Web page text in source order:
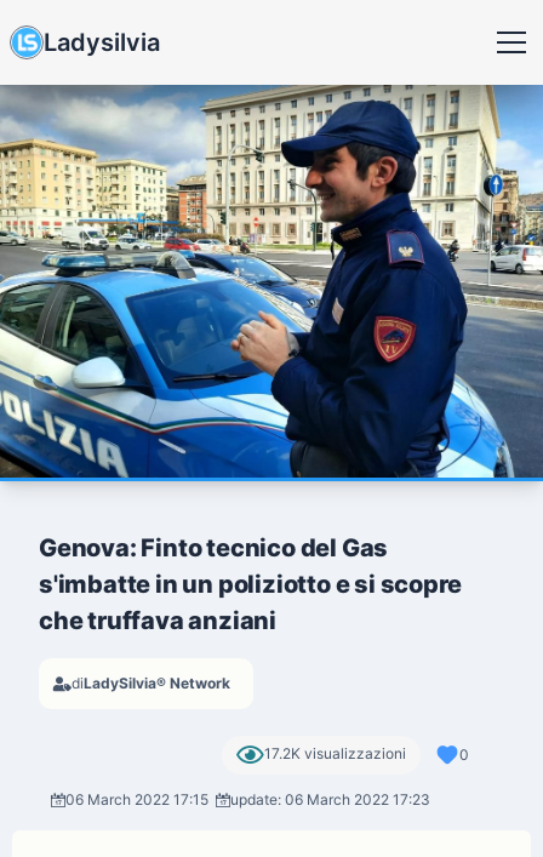
Ladysilvia
Genova: Finto tecnico del Gas
s'imbatte in un poliziotto e si scopre
che truffava anziani
diLadySilvia® Network
17.2K visualizzazioni 0
06 March 2022 17:15 update: 06 March 2022 17:23